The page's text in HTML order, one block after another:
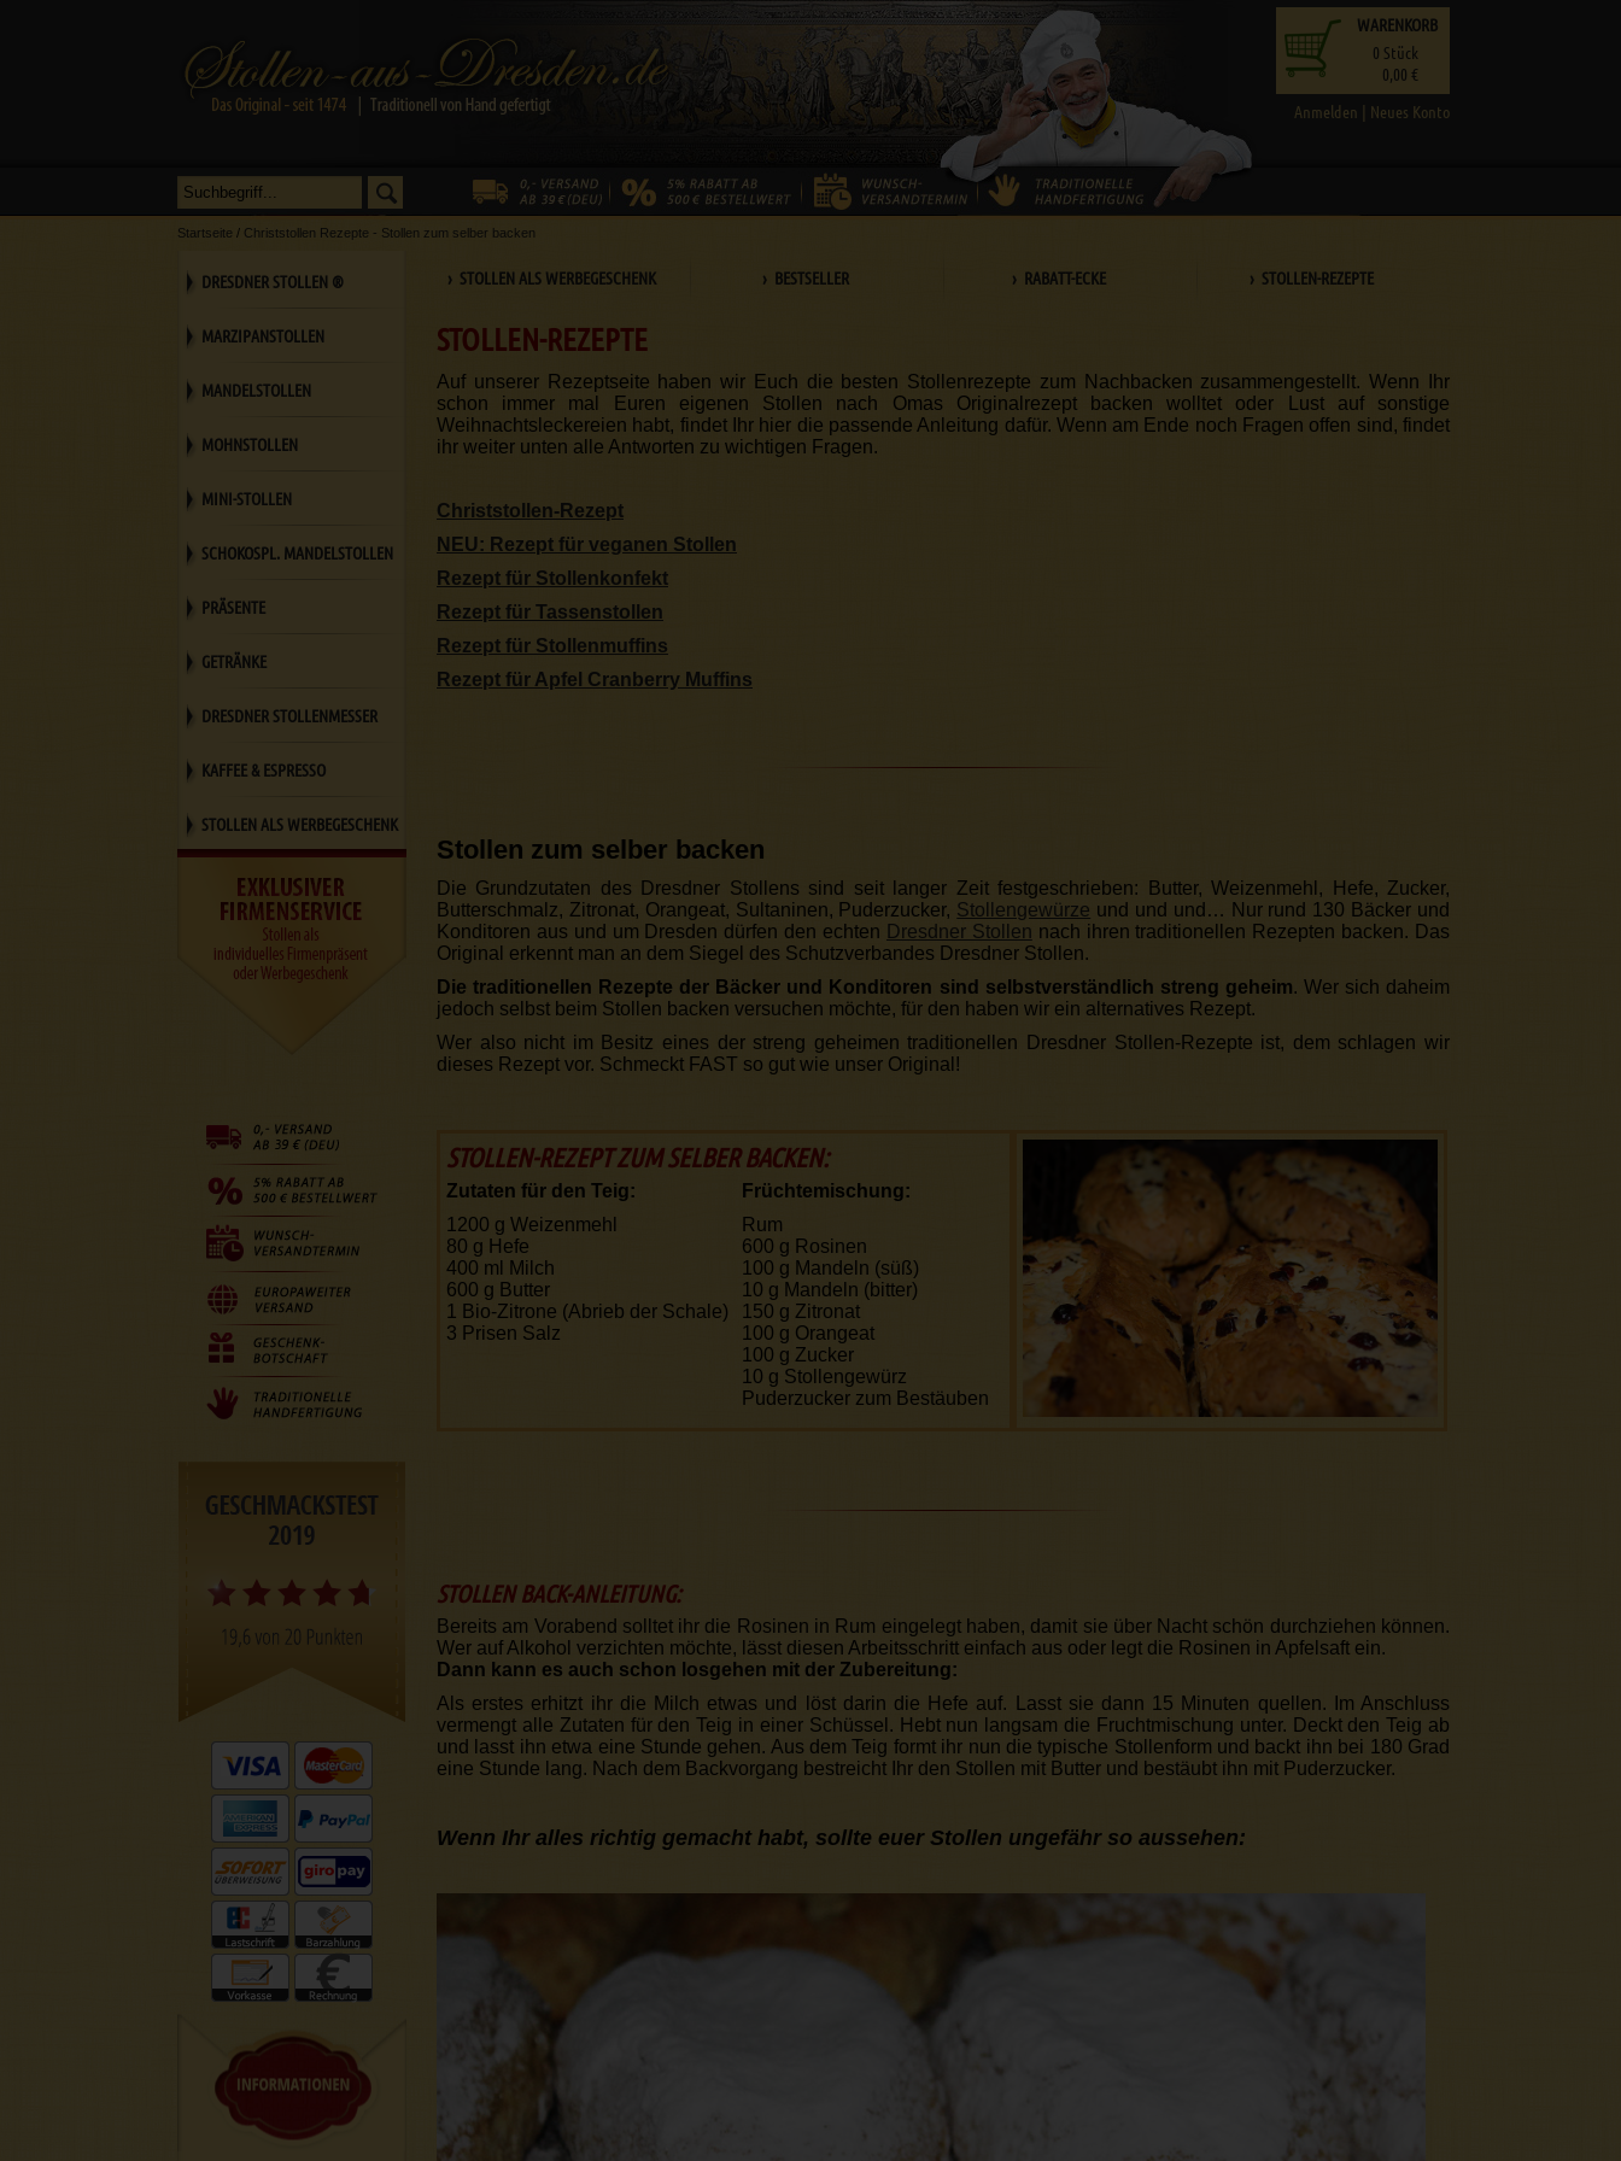
Anmelden | Neues Konto
WARENKORB
0 Stück
0,00 €
Startseite / Christstollen Rezepte - Stollen zum selber backen
› STOLLEN ALS WERBEGESCHENK › BESTSELLER › RABATT-ECKE › STOLLEN-REZEPTE
STOLLEN-REZEPTE
Auf unserer Rezeptseite haben wir Euch die besten Stollenrezepte zum Nachbacken zusammengestellt. Wenn Ihr
schon immer mal Euren eigenen Stollen nach Omas Originalrezept backen wolltet oder Lust auf sonstige
Weihnachtsleckereien habt, findet Ihr hier die passende Anleitung dafür. Wenn am Ende noch Fragen offen sind, findet
ihr weiter unten alle Antworten zu wichtigen Fragen.
Christstollen-Rezept
NEU: Rezept für veganen Stollen
Rezept für Stollenkonfekt
Rezept für Tassenstollen
Rezept für Stollenmuffins
Rezept für Apfel Cranberry Muffins
Stollen zum selber backen
Die Grundzutaten des Dresdner Stollens sind seit langer Zeit festgeschrieben: Butter, Weizenmehl, Hefe, Zucker,
Butterschmalz, Zitronat, Orangeat, Sultaninen, Puderzucker, Stollengewürze und und und… Nur rund 130 Bäcker und
Konditoren aus und um Dresden dürfen den echten Dresdner Stollen nach ihren traditionellen Rezepten backen. Das
Original erkennt man an dem Siegel des Schutzverbandes Dresdner Stollen.
Die traditionellen Rezepte der Bäcker und Konditoren sind selbstverständlich streng geheim. Wer sich daheim
jedoch selbst beim Stollen backen versuchen möchte, für den haben wir ein alternatives Rezept.
Wer also nicht im Besitz eines der streng geheimen traditionellen Dresdner Stollen-Rezepte ist, dem schlagen wir
dieses Rezept vor. Schmeckt FAST so gut wie unser Original!
STOLLEN-REZEPT ZUM SELBER BACKEN:
Zutaten für den Teig:
1200 g Weizenmehl
80 g Hefe
400 ml
Milch
600 g Butter
1
Bio-Zitrone (Abrieb der Schale)
3 Prisen Salz
Früchtemischung:
Rum
600 g Rosinen
100 g Mandeln (süß)
10 g Mandeln (bitter)
150 g Zitronat
100 g Orangeat
100 g Zucker
10 g Stollengewürz
Puderzucker zum Bestäuben
STOLLEN BACK-ANLEITUNG:
Bereits am Vorabend solltet ihr die Rosinen in Rum eingelegt haben, damit sie über Nacht schön durchziehen können.
Wer auf Alkohol verzichten möchte, lässt diesen Arbeitsschritt einfach aus oder legt die Rosinen in Apfelsaft ein.
Dann kann es auch schon losgehen mit der Zubereitung:
Als erstes erhitzt ihr die Milch etwas und löst darin die Hefe auf. Lasst sie dann 15 Minuten quellen. Im Anschluss
vermengt alle Zutaten für den Teig in einer Schüssel. Hebt nun langsam die Fruchtmischung unter. Deckt den Teig ab
und lasst ihn etwa eine Stunde gehen. Aus dem Teig formt ihr nun die typische Stollenform und backt ihn bei 180 Grad
eine Stunde lang. Nach dem Backvorgang bestreicht Ihr den Stollen mit Butter und bestäubt ihn mit Puderzucker.
Wenn Ihr alles richtig gemacht habt, sollte euer Stollen ungefähr so aussehen:
DRESDNER STOLLEN ®
MARZIPANSTOLLEN
MANDELSTOLLEN
MOHNSTOLLEN
MINI-STOLLEN
SCHOKOSPL. MANDELSTOLLEN
PRÄSENTE
GETRÄNKE
DRESDNER STOLLENMESSER
KAFFEE & ESPRESSO
STOLLEN ALS WERBEGESCHENK